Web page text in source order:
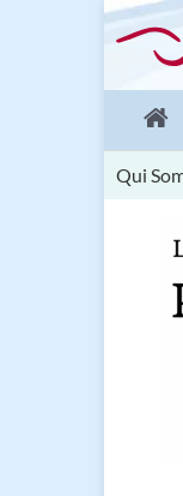
Qui